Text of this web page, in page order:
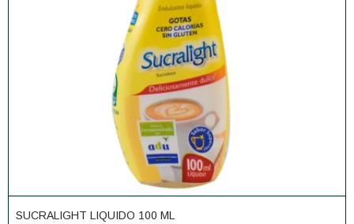
SUCRALIGHT LIQUIDO 100 ML